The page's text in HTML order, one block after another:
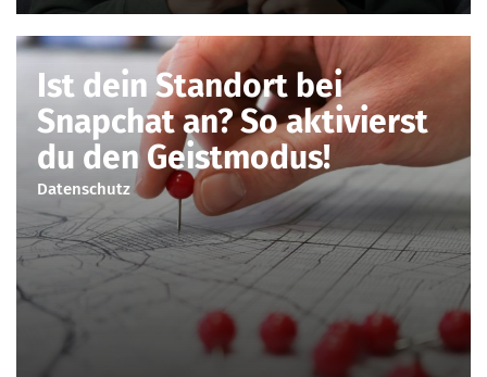
Ist dein Standort bei
Snapchat an? So aktivierst
du den Geistmodus!
Datenschutz